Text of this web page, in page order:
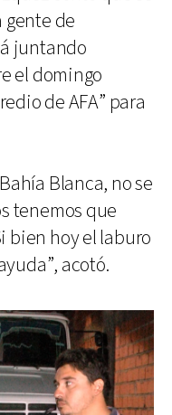
de
juntando
el domingo
de AFA” para
Blanca, no se
tenemos que
bien hoy el laburo
acotó.